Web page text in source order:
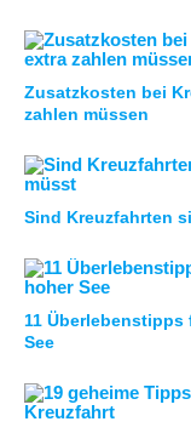
Zusatzkosten bei
zahlen müssen
Sind Kreuzfahrten
11
See